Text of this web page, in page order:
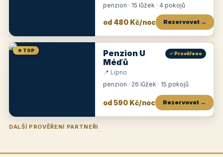
penzion · 15 lůžek · 4 pokojů
od 480 Kč/noc Rezervovat →
★ TOP
Penzion U
Méďů
✓ Prověřeno
📍 Lipno
penzion · 26 lůžek · 15 pokojů
od 590 Kč/noc Rezervovat →
DALŠÍ PROVĚŘENÍ PARTNEŘI
Penzion U Zámku Pension Faber